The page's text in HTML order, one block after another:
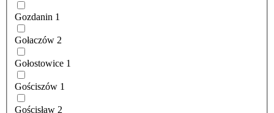
Gozdanin 1
Gołaczów 2
Gołostowice 1
Gościszów 1
Gościsław 2